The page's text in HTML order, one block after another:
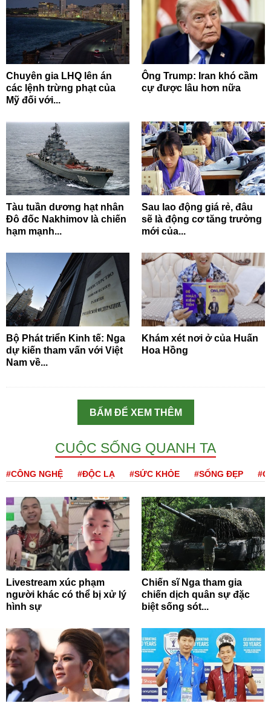
Chuyên gia LHQ lên án
các lệnh trừng phạt của
Mỹ đối với...
Ông Trump: Iran khó cầm
cự được lâu hơn nữa
Tàu tuần dương hạt nhân
Đô đốc Nakhimov là chiến
hạm mạnh...
Sau lao động giá rẻ, đâu
sẽ là động cơ tăng trưởng
mới của...
Bộ Phát triển Kinh tế: Nga
dự kiến tham vấn với Việt
Nam về...
Khám xét nơi ở của Huấn
Hoa Hồng
BẤM ĐỂ XEM THÊM
CUỘC SỐNG QUANH TA
#CÔNG NGHỆ #ĐỘC LẠ #SỨC KHỎE #SỐNG ĐẸP
Livestream xúc phạm
người khác có thể bị xử lý
hình sự
Chiến sĩ Nga tham gia
chiến dịch quân sự đặc
biệt sống sót...